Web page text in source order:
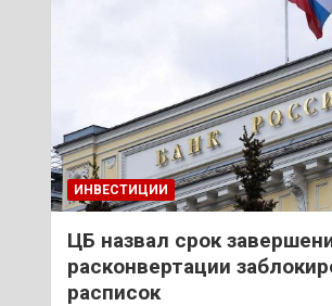
ИНВЕСТИЦИИ
ЦБ назвал срок
расконвертации
расписок